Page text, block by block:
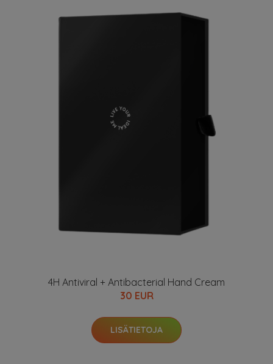
4H Antiviral + Antibacterial Hand Cream
30 EUR
LISÄTIETOJA